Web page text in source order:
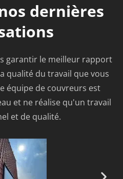
dernières
garantir le meilleur rapport
qualité du travail que vous
équipe de couvreurs est
et ne réalise qu'un travail
et de qualité.